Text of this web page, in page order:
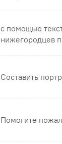
с помощью
нижегородцев
Составить
Помогите